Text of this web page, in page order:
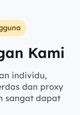
Kami
individu,
dan proxy
sangat dapat